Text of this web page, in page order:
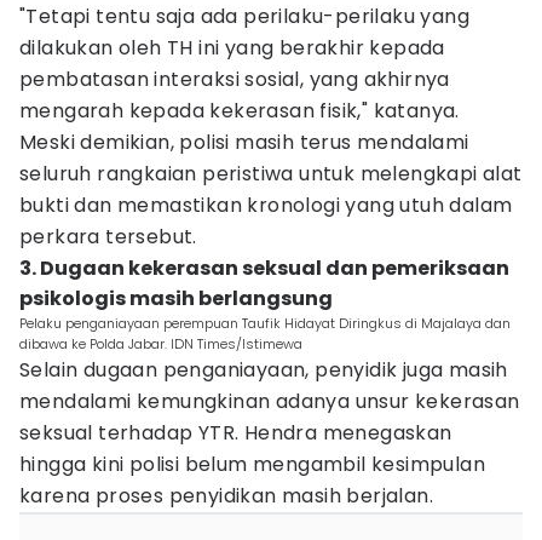
"Tetapi tentu saja ada perilaku-perilaku yang
dilakukan oleh TH ini yang berakhir kepada
pembatasan interaksi sosial, yang akhirnya
mengarah kepada kekerasan fisik," katanya.
Meski demikian, polisi masih terus mendalami
seluruh rangkaian peristiwa untuk melengkapi alat
bukti dan memastikan kronologi yang utuh dalam
perkara tersebut.
3. Dugaan kekerasan seksual dan pemeriksaan
psikologis masih berlangsung
Pelaku penganiayaan perempuan Taufik Hidayat Diringkus di Majalaya dan
dibawa ke Polda Jabar. IDN Times/Istimewa
Selain dugaan penganiayaan, penyidik juga masih
mendalami kemungkinan adanya unsur kekerasan
seksual terhadap YTR. Hendra menegaskan
hingga kini polisi belum mengambil kesimpulan
karena proses penyidikan masih berjalan.